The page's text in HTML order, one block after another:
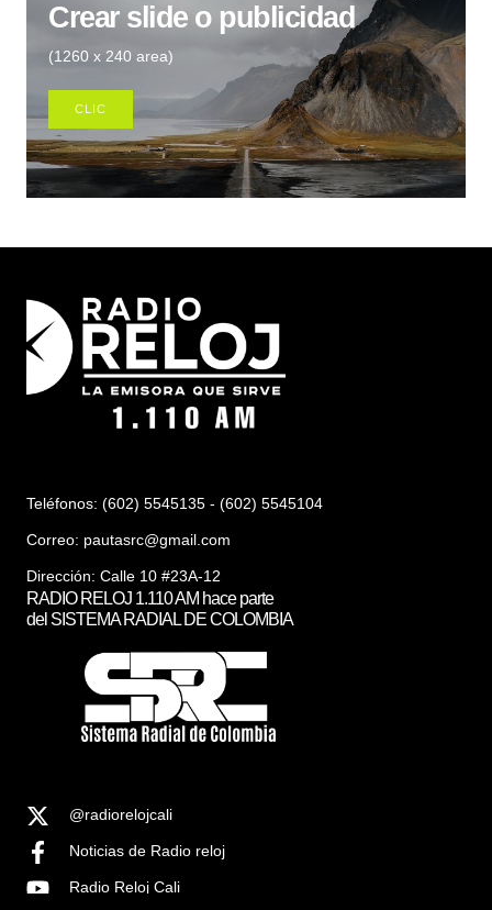
Crear slide o publicidad
(1260 x 240 area)
CLIC
Teléfonos: (602) 5545135 - (602) 5545104
Correo: pautasrc@gmail.com
Dirección: Calle 10 #23A-12
RADIO RELOJ 1.110 AM hace parte
del SISTEMA RADIAL DE COLOMBIA
@radiorelojcali
Noticias de Radio reloj
Radio Reloj Cali